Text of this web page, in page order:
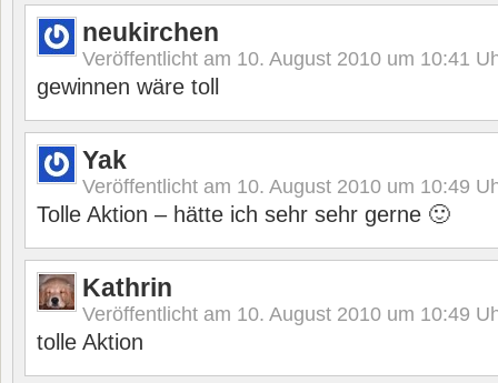
neukirchen
Veröffentlicht am 10. August 2010 um 10:41
gewinnen wäre toll
Yak
Veröffentlicht am 10. August 2010 um 10:49
Tolle Aktion – hätte ich sehr sehr gerne 🙂
Kathrin
Veröffentlicht am 10. August 2010 um 10:49
tolle Aktion